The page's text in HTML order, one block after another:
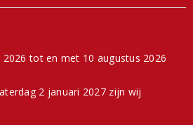
tot en met 10 augustus 2026
2 januari 2027 zijn wij